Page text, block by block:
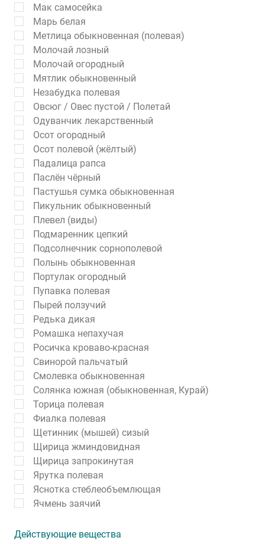
Мак самосейка
Марь белая
Метлица обыкновенная (полевая)
Молочай лозный
Молочай огородный
Мятлик обыкновенный
Незабудка полевая
Овсюг / Овес пустой / Полетай
Одуванчик лекарственный
Осот огородный
Осот полевой (жёлтый)
Падалица рапса
Паслён чёрный
Пастушья сумка обыкновенная
Пикульник обыкновенный
Плевел (виды)
Подмаренник цепкий
Подсолнечник сорнополевой
Полынь обыкновенная
Портулак огородный
Пупавка полевая
Пырей ползучий
Редька дикая
Ромашка непахучая
Росичка кроваво-красная
Свинорой пальчатый
Смолевка обыкновенная
Солянка южная (обыкновенная, Курай)
Торица полевая
Фиалка полевая
Щетинник (мышей) сизый
Щирица жминдовидная
Щирица запрокинутая
Ярутка полевая
Яснотка стеблеобъемлющая
Ячмень заячий
Действующие вещества